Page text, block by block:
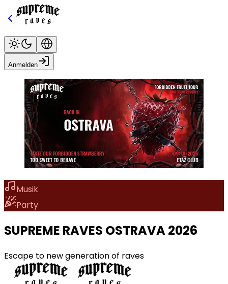
Anmelden
Musik
Party
SUPREME RAVES OSTRAVA 2026
Escape to new generation of raves